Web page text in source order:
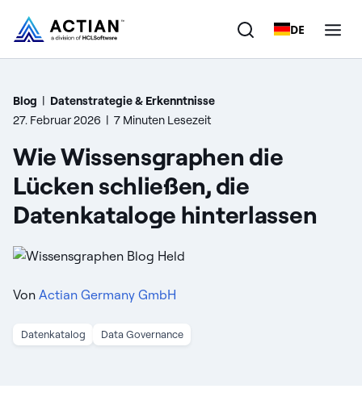
DE
Produkte
Kunden
Unternehmen
Ressourcen
Blog | Datenstrategie & Erkenntnisse
27. Februar 2026 | 7 Minuten Lesezeit
Wie Wissensgraphen die
Lücken schließen, die
Datenkataloge hinterlassen
Von Actian Germany GmbH
Datenkatalog Data Governance